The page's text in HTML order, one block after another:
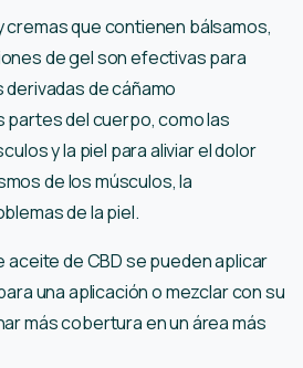
cremas que contienen bálsamos,
de gel son efectivas para
de cáñamo
del cuerpo, como las
y la piel para aliviar el dolor
de los músculos, la
de la piel.
aceite de CBD se pueden aplicar
una aplicación o mezclar con su
más cobertura en un área más